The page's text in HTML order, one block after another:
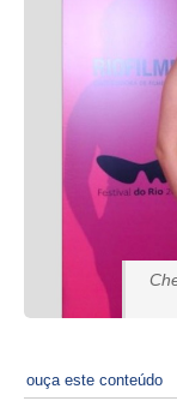
ouça este conteúdo